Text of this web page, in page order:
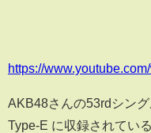
https://
AKB48さんの53rdシン
Type-E に収録されてい